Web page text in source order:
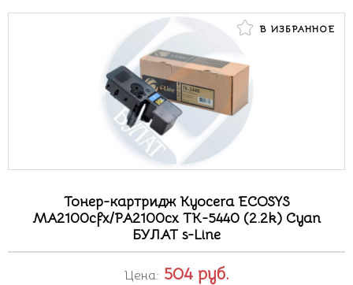
В ИЗБРАННОЕ
Тонер-картридж Kyocera ECOSYS
MA2100cfx/PA2100cx TK-5440 (2.2k) Cyan
БУЛАТ s-Line
Цена: 504 руб.